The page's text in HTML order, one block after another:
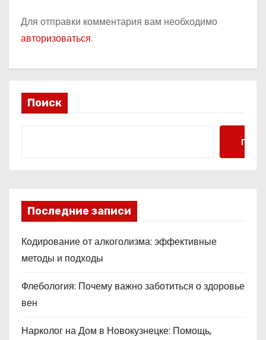
Для отправки комментария вам необходимо
авторизоваться.
Поиск
Поиск
Последние записи
Кодирование от алкоголизма: эффективные
методы и подходы
Флебология: Почему важно заботиться о здоровье
вен
Нарколог на Дом в Новокузнецке: Помощь,